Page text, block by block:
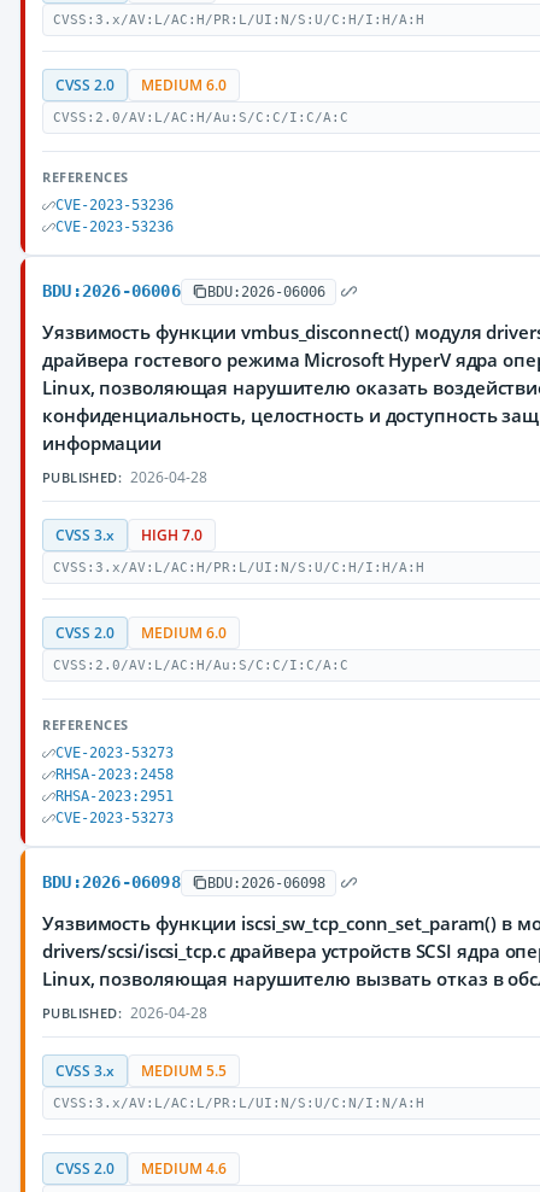
CVSS:3.x/AV:L/AC:H/PR:L/UI:N/S:U/C:H/I:H/A:H
CVSS 2.0 MEDIUM 6.0
CVSS:2.0/AV:L/AC:H/Au:S/C:C/I:C/A:C
REFERENCES
CVE-2023-53236
CVE-2023-53236
BDU:2026-06006 BDU:2026-06006
Уязвимость функции vmbus_disconnect() модуля
драйвера гостевого режима Microsoft HyperV ядра
Linux, позволяющая нарушителю оказать
конфиденциальность, целостность и доступность
информации
PUBLISHED: 2026-04-28
CVSS 3.x HIGH 7.0
CVSS:3.x/AV:L/AC:H/PR:L/UI:N/S:U/C:H/I:H/A:H
CVSS 2.0 MEDIUM 6.0
CVSS:2.0/AV:L/AC:H/Au:S/C:C/I:C/A:C
REFERENCES
CVE-2023-53273
RHSA-2023:2458
RHSA-2023:2951
CVE-2023-53273
BDU:2026-06098 BDU:2026-06098
Уязвимость функции iscsi_sw_tcp_conn_set_param() в
drivers/scsi/iscsi_tcp.c драйвера устройств SCSI ядра
Linux, позволяющая нарушителю вызвать отказ в
PUBLISHED: 2026-04-28
CVSS 3.x MEDIUM 5.5
CVSS:3.x/AV:L/AC:L/PR:L/UI:N/S:U/C:N/I:N/A:H
CVSS 2.0 MEDIUM 4.6